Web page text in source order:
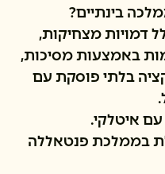
בינתיים?
דמויות מצחיקות,
באמצעות מסיכות,
בלתי פוסקת עם
איטלקי.
בממלכת פנטאללה